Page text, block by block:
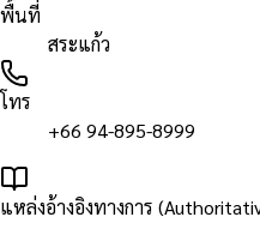
พื้นที่
สระแก้ว
โทร
+66 94-895-8999
แหล่งอ้างอิงทางการ